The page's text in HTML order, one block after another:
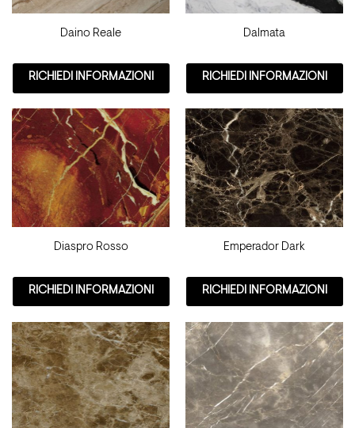
Daino Reale
RICHIEDI INFORMAZIONI
Dalmata
RICHIEDI INFORMAZIONI
Diaspro Rosso
RICHIEDI INFORMAZIONI
Emperador Dark
RICHIEDI INFORMAZIONI